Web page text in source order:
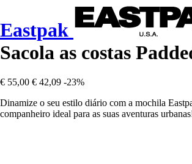
Eastpak
Sacola as costas
€ 55,00 € 42,09 -23%
Dinamize o seu estilo diário com a mochila
companheiro ideal para as suas aventuras